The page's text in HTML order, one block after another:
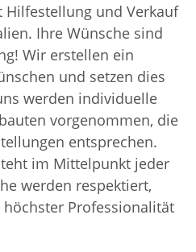
und Verkauf
Ihre Wünsche sind
Wir erstellen ein
und setzen dies
werden individuelle
vorgenommen, die
entsprechen.
im Mittelpunkt jeder
werden respektiert,
Professionalität